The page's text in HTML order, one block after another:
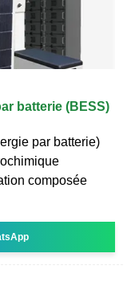
batterie (BESS)
par batterie)
composée